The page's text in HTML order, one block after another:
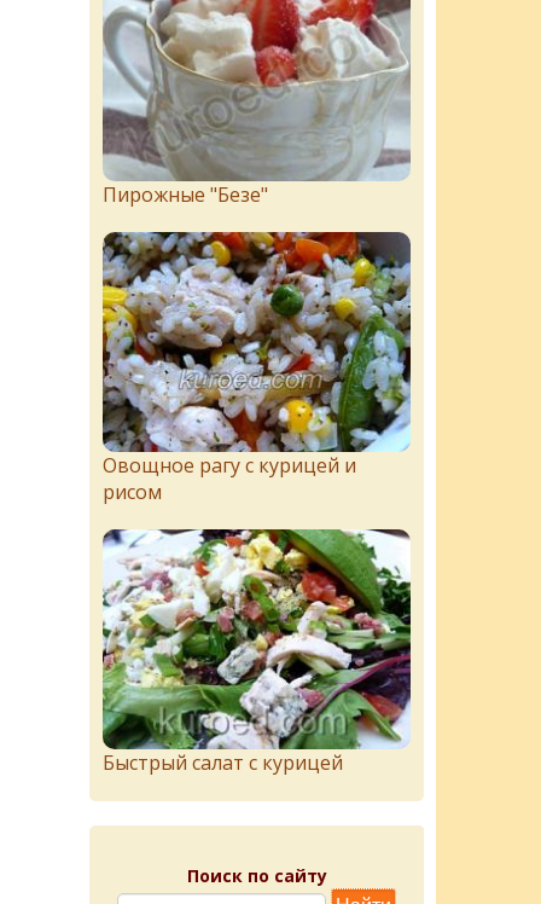
Пирожныe "Бeзe"
Овощное рагу с курицей и
рисом
Быстрый салат с курицей
Поиск по сайту